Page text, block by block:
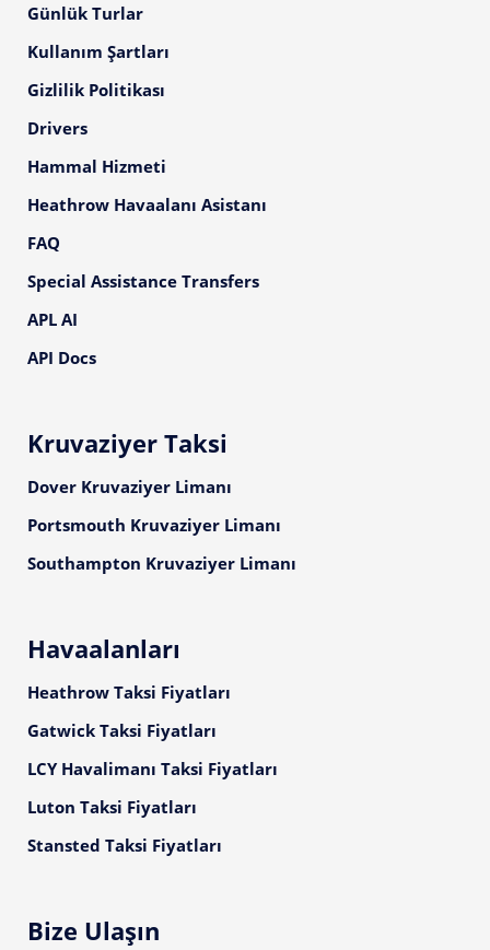
Günlük Turlar
Kullanım Şartları
Gizlilik Politikası
Drivers
Hammal Hizmeti
Heathrow Havaalanı Asistanı
FAQ
Special Assistance Transfers
APL AI
API Docs
Kruvaziyer Taksi
Dover Kruvaziyer Limanı
Portsmouth Kruvaziyer Limanı
Southampton Kruvaziyer Limanı
Havaalanları
Heathrow Taksi Fiyatları
Gatwick Taksi Fiyatları
LCY Havalimanı Taksi Fiyatları
Luton Taksi Fiyatları
Stansted Taksi Fiyatları
Bize Ulaşın